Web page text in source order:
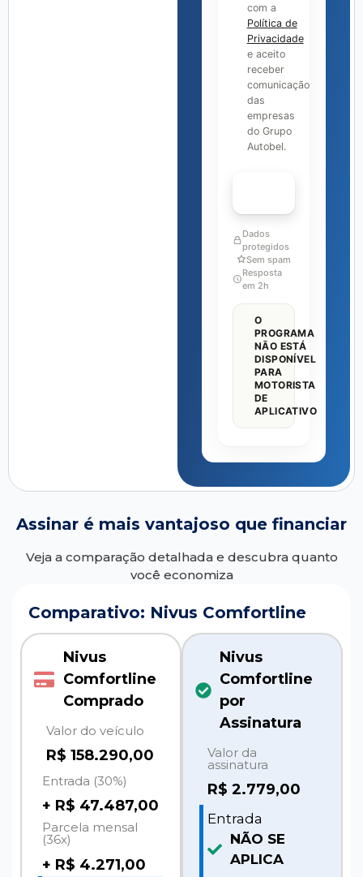
com a
Política de
Privacidade
e aceito
receber
comunicação
das
empresas
do Grupo
Autobel.
Dados
protegidos
Sem spam
Resposta
em 2h
O
PROGRAMA
NÃO ESTÁ
DISPONÍVEL
PARA
MOTORISTA
DE
APLICATIVO
Assinar é mais vantajoso que financiar
Veja a comparação detalhada e descubra quanto
você economiza
Comparativo: Nivus Comfortline
Nivus
Comfortline
Comprado
Valor do veículo
R$ 158.290,00
Entrada (30%)
+ R$ 47.487,00
Parcela mensal
(36x)
+ R$ 4.271,00
Nivus
Comfortline
por
Assinatura
Valor da
assinatura
R$ 2.779,00
Entrada
NÃO SE
APLICA